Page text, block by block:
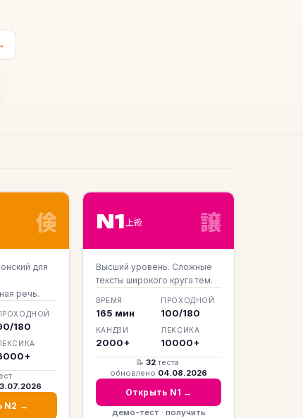
倹
для
речь.
180
·
N2 →
N1 上級 譲
Высший уровень. Сложные
тексты широкого круга тем.
ВРЕМЯ
165 мин
ПРОХОДНОЙ
100/180
КАНДЗИ
2000+
ЛЕКСИКА
10000+
📝32 теста·
обновлено 04.08.2026
Открыть N1 →
демо-тест · получить